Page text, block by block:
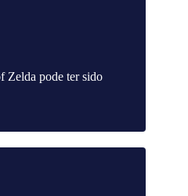
Zelda pode ter sido